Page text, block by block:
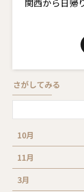
さがしてみる
10月
11月
3月